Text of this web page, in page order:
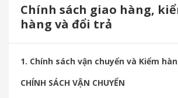
Chính sách giao hàng,
hàng và đổi trả
1. Chính sách vận chuyển và Kiểm
CHÍNH SÁCH VẬN CHUYỂN